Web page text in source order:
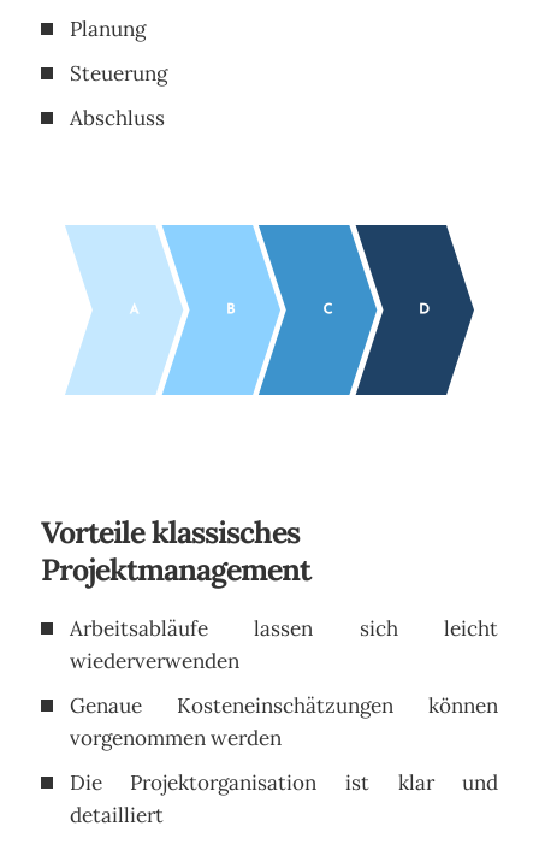
Planung
Steuerung
Abschluss
Vorteile klassisches
Projektmanagement
Arbeitsabläufe lassen sich leicht
wiederverwenden
Genaue Kosteneinschätzungen können
vorgenommen werden
Die Projektorganisation ist klar und
detailliert